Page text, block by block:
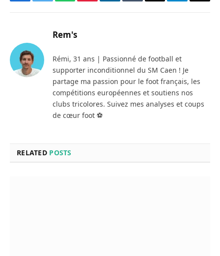
Rem's
Rémi, 31 ans | Passionné de football et
supporter inconditionnel du SM Caen ! Je
partage ma passion pour le foot français, les
compétitions européennes et soutiens nos
clubs tricolores. Suivez mes analyses et coups
de cœur foot ⚽
RELATED POSTS